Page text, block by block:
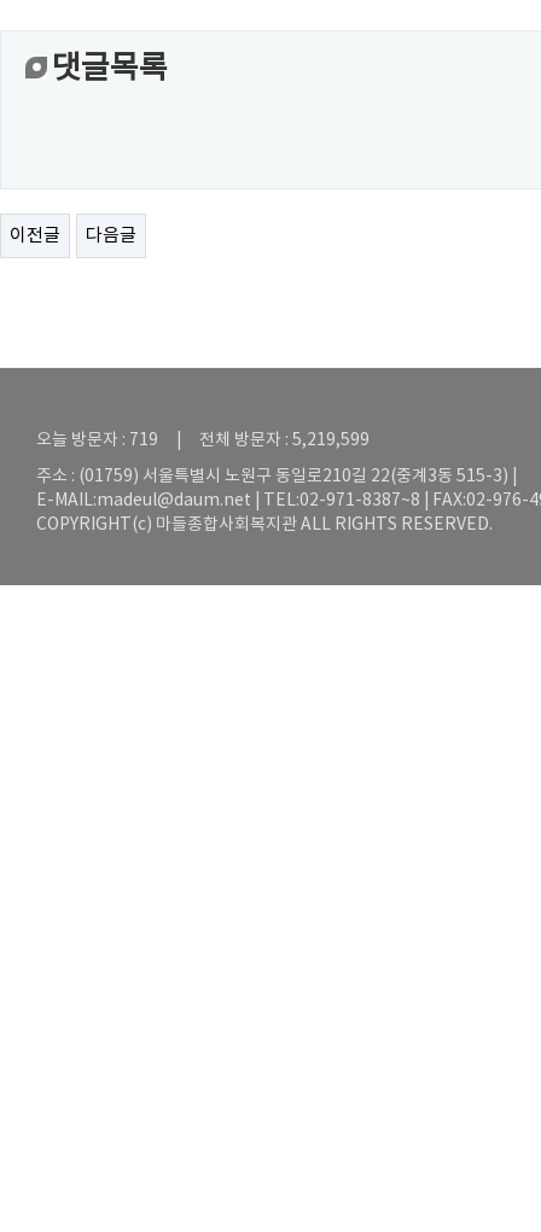
댓글목록
이전글 다음글
오늘 방문자 : 719 | 전체 방문자 : 5,219,599
주소 : (01759) 서울특별시 노원구 동일로210길 22(중계3동 515-3) |
E-MAIL:madeul@daum.net | TEL:02-971-8387~8 | FAX:02-976-
COPYRIGHT(c) 마들종합사회복지관 ALL RIGHTS RESERVED.